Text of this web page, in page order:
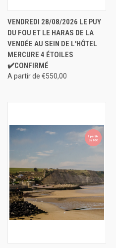
VENDREDI 28/08/2026 LE PUY
DU FOU ET LE HARAS DE LA
VENDÉE AU SEIN DE L'HÔTEL
MERCURE 4 ÉTOILES
✔️CONFIRMÉ
A partir de €550,00